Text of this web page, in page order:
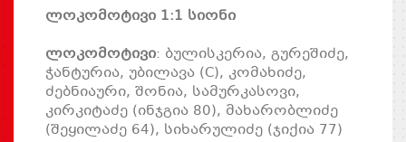
ლოკომოტივი 1:1 სიონი
ლოკომოტივი: ბულისკერია, გურეშიძე,
ჭანტურია, უბილავა (C), კომახიძე,
ძებნიაური, შონია, სამურკასოვი,
კირკიტაძე (ინჯგია 80), მახარობლიძე
(შეყილაძე 64), სიხარულიძე (ჯიქია 77)